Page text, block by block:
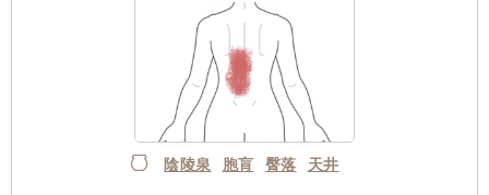
陰陵泉 胞肓 臀落 天井